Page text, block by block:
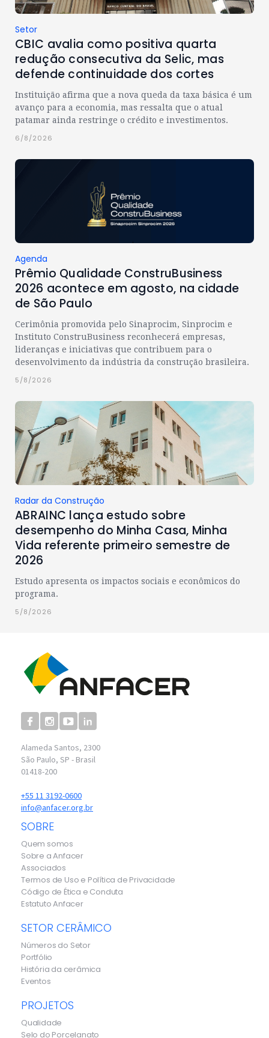
Setor
CBIC avalia como positiva quarta
redução consecutiva da Selic, mas
defende continuidade dos cortes
Instituição afirma que a nova queda da taxa básica é um
avanço para a economia, mas ressalta que o atual
patamar ainda restringe o crédito e investimentos.
6/8/2026
Agenda
Prêmio Qualidade ConstruBusiness
2026 acontece em agosto, na cidade
de São Paulo
Cerimônia promovida pelo Sinaprocim, Sinprocim e
Instituto ConstruBusiness reconhecerá empresas,
lideranças e iniciativas que contribuem para o
desenvolvimento da indústria da construção brasileira.
5/8/2026
Radar da Construção
ABRAINC lança estudo sobre
desempenho do Minha Casa, Minha
Vida referente primeiro semestre de
2026
Estudo apresenta os impactos sociais e econômicos do
programa.
5/8/2026
Alameda Santos, 2300
São Paulo, SP - Brasil
01418-200
+55 11 3192-0600
info@anfacer.org.br
SOBRE
Quem somos
Sobre a Anfacer
Associados
Termos de Uso e Política de Privacidade
Código de Ética e Conduta
Estatuto Anfacer
SETOR CERÂMICO
Números do Setor
Portfólio
História da cerâmica
Eventos
PROJETOS
Qualidade
Selo do Porcelanato